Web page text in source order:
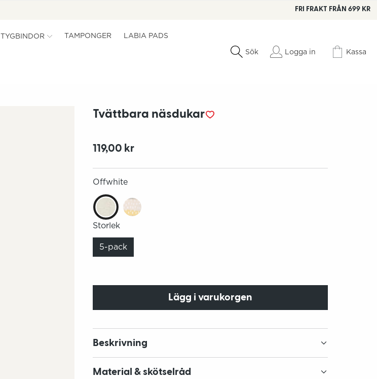
FRI FRAKT FRÅN 699 KR
TYGBINDOR TAMPONGER LABIA PADS
Sök Logga in Kassa
Tvättbara näsdukar
119,00 kr
Offwhite
Storlek
5-pack
Lägg i varukorgen
Beskrivning
Material & skötselråd